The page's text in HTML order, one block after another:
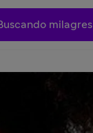
milagres